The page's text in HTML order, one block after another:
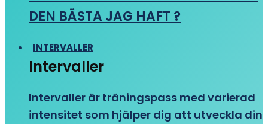
DEN BÄSTA JAG HAFT ?
INTERVALLER
Intervaller
Intervaller är träningspass med varierad
intensitet som hjälper dig att utveckla din